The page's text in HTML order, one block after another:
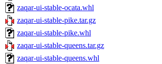
zaqar-ui-stable-ocata.whl
zaqar-ui-stable-pike.tar.gz
zaqar-ui-stable-pike.whl
zaqar-ui-stable-queens.tar.gz
zaqar-ui-stable-queens.whl